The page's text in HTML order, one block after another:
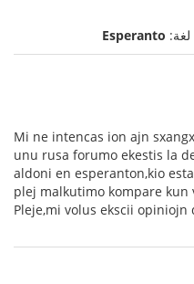
لغة: Esperanto
Mi ne intencas ion ajn
unu rusa forumo ekestis la
aldoni en esperanton,kio
plej malkutimo kompare kun
Pleje,mi volus ekscii opiniojn